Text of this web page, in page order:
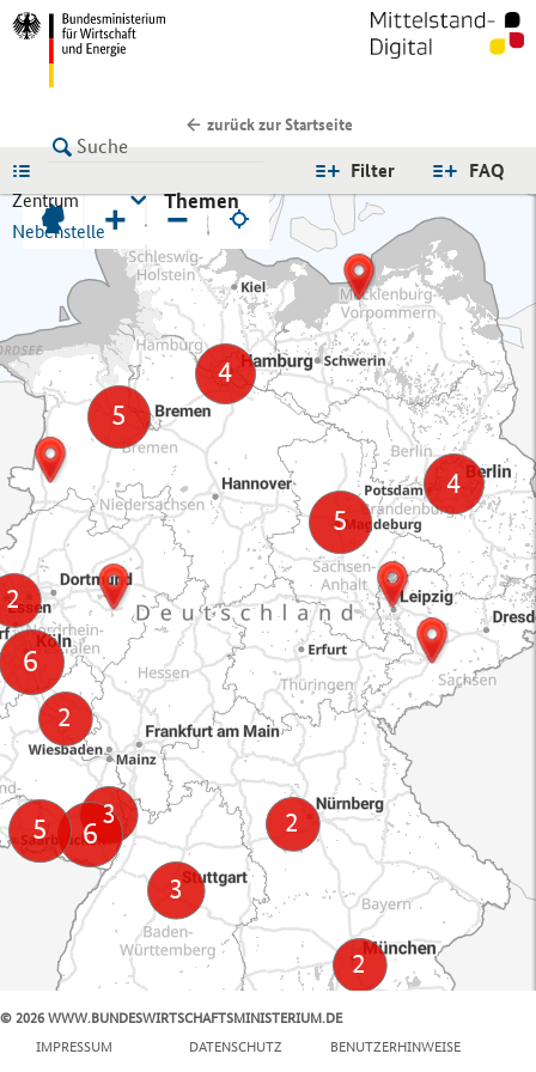
zurück zur Startseite
FAQ
Filter
Zentrum
Nebenstelle
Themen
+ −
© 2026 WWW.BUNDESWIRTSCHAFTSMINISTERIUM.DE
IMPRESSUM
DATENSCHUTZ BENUTZERHINWEISE